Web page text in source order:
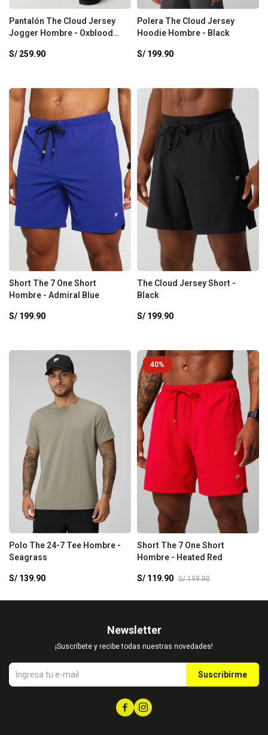
Pantalón The Cloud Jersey
Jogger Hombre - Oxblood
S/ 259.90
Polera The Cloud Jersey
Hoodie Hombre - Black
S/ 199.90
Short The 7 One Short
Hombre - Admiral Blue
S/ 199.90
The Cloud Jersey Short -
Black
S/ 199.90
Polo The 24-7 Tee Hombre -
Seagrass
S/ 139.90
40
Short The 7 One Short
Hombre - Heated Red
S/ 119.90 S/ 199.90
Newsletter
¡Suscríbete y recibe todas nuestras novedades!
Suscribirme
 